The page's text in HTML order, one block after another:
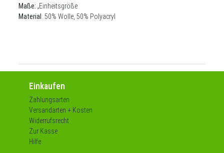
Maße: ,Einheitsgröße
Material :50% Wolle, 50% Polyacryl
Einkaufen
Zahlungsarten
Versandarten + Kosten
Widerrufsrecht
Zur Kasse
Hilfe